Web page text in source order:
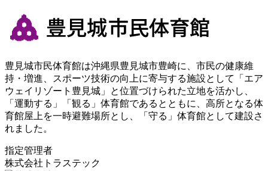
豊見城市民体育館は沖縄県豊見城市豊崎に、市民の健康維
持・増進、スポーツ技術の向上に寄与する施設として「エア
ウェイリゾート豊見城」と位置づけられた立地を活かし、
「運動する」「観る」体育館であるとともに、高所となる体
育館屋上を一時避難場所とし、「守る」体育館として建設さ
れました。
指定管理者
株式会社トラステック